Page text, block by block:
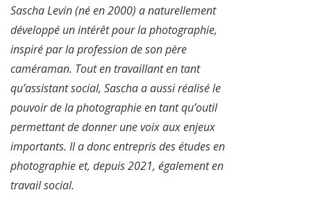
Sascha Levin (né en 2000) a naturellement
développé un intérêt pour la photographie,
inspiré par la profession de son père
caméraman. Tout en travaillant en tant
qu’assistant social, Sascha a aussi réalisé le
pouvoir de la photographie en tant qu’outil
permettant de donner une voix aux enjeux
importants. Il a donc entrepris des études en
photographie et, depuis 2021, également en
travail social.